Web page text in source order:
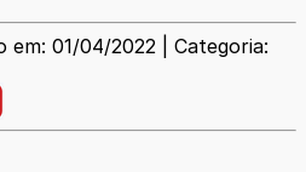
em: 01/04/2022 | Categoria: